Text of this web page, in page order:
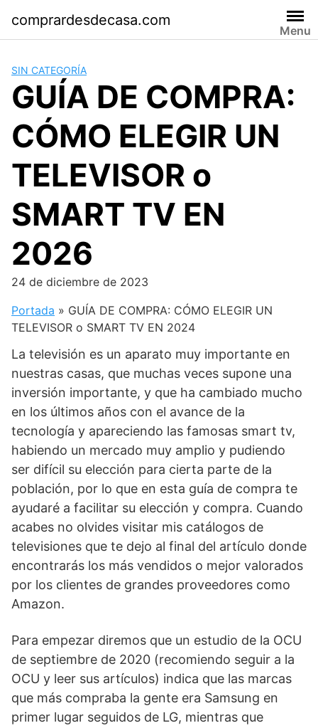
contenido
comprardesdecasa.com
Menu
SIN CATEGORÍA
GUÍA DE COMPRA:
CÓMO ELEGIR UN
TELEVISOR o
SMART TV EN
2026
24 de diciembre de 2023
Portada » GUÍA DE COMPRA: CÓMO ELEGIR UN
TELEVISOR o SMART TV EN 2024
La televisión es un aparato muy importante en
nuestras casas, que muchas veces supone una
inversión importante, y que ha cambiado mucho
en los últimos años con el avance de la
tecnología y apareciendo las famosas smart tv,
habiendo un mercado muy amplio y pudiendo
ser difícil su elección para cierta parte de la
población, por lo que en esta guía de compra te
ayudaré a facilitar su elección y compra. Cuando
acabes no olvides visitar mis catálogos de
televisiones que te dejo al final del artículo donde
encontrarás los más vendidos o mejor valorados
por los clientes de grandes proveedores como
Amazon.
Para empezar diremos que un estudio de la OCU
de septiembre de 2020 (recomiendo seguir a la
OCU y leer sus artículos) indica que las marcas
que más compraba la gente era Samsung en
primer lugar seguidos de LG, mientras que